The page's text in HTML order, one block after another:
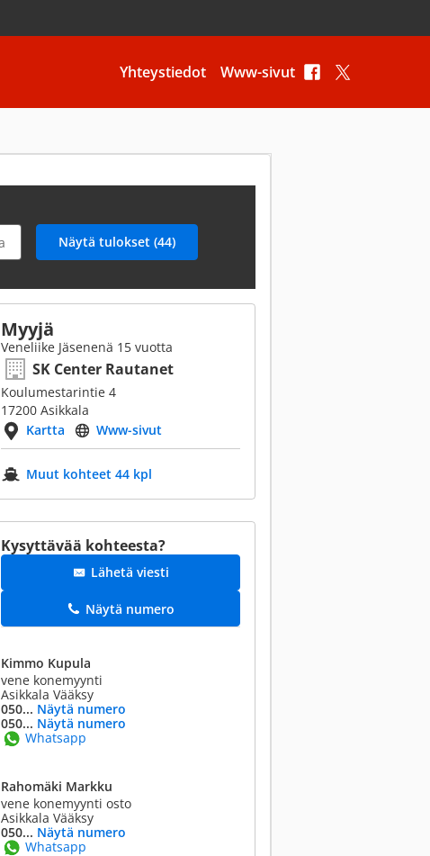
Yhteystiedot Www-sivut
Myyjä
Veneliike Jäsenenä 15 vuotta
SK Center Rautanet
Koulumestarintie 4
17200 Asikkala
Kartta
Www-sivut
Muut kohteet 44 kpl
Kysyttävää kohteesta?
Lähetä viesti
Näytä numero
Kimmo Kupula
vene konemyynti
Asikkala Vääksy
050... Näytä numero
050... Näytä numero
Whatsapp
Rahomäki Markku
vene konemyynti osto
Asikkala Vääksy
050... Näytä numero
Whatsapp